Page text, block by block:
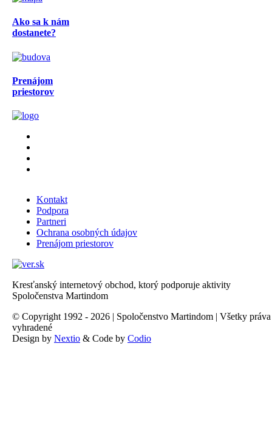
Ako sa k nám
dostanete?
Prenájom
priestorov
Kontakt
Podpora
Partneri
Ochrana osobných údajov
Prenájom priestorov
Kresťanský internetový obchod, ktorý podporuje aktivity
Spoločenstva Martindom
© Copyright 1992 - 2026 | Spoločenstvo Martindom | Všetky práva
vyhradené
Design by Nextio & Code by Codio